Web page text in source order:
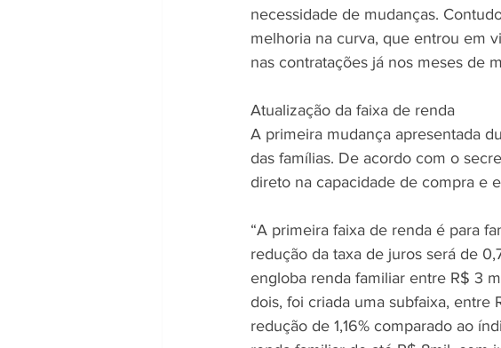
necessidade de mudanças.
melhoria na curva, que entrou em
nas contratações já nos meses de
Atualização da faixa de renda
A primeira mudança apresentada
das famílias. De acordo com o
direto na capacidade de compra e
“A primeira faixa de renda é para
redução da taxa de juros será de
engloba renda familiar entre R$ 3
dois, foi criada uma subfaixa, entre
redução de 1,16% comparado ao